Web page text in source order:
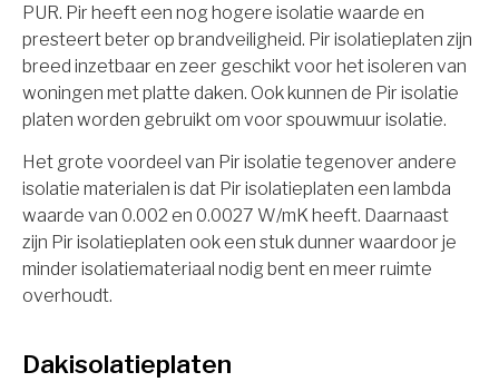
PUR. Pir heeft een nog hogere isolatie waarde en
presteert beter op brandveiligheid. Pir isolatieplaten zijn
breed inzetbaar en zeer geschikt voor het isoleren van
woningen met platte daken. Ook kunnen de Pir isolatie
platen worden gebruikt om voor spouwmuur isolatie.
Het grote voordeel van Pir isolatie tegenover andere
isolatie materialen is dat Pir isolatieplaten een lambda
waarde van 0.002 en 0.0027 W/mK heeft. Daarnaast
zijn Pir isolatieplaten ook een stuk dunner waardoor je
minder isolatiemateriaal nodig bent en meer ruimte
overhoudt.
Dakisolatieplaten